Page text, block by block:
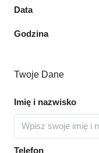
Data
Godzina
Twoje Dane
Imię i nazwisko
Telefon